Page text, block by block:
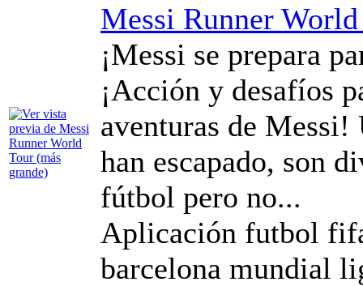
Messi Runner
¡Messi se prepara
¡Acción y desafíos
aventuras de Messi!
han escapado, son
fútbol pero no...
Aplicación futbol
barcelona mundial